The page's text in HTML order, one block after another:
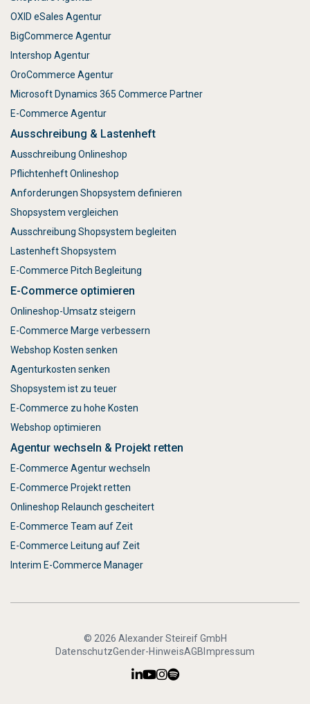
OXID eSales Agentur
BigCommerce Agentur
Intershop Agentur
OroCommerce Agentur
Microsoft Dynamics 365 Commerce Partner
E-Commerce Agentur
Ausschreibung & Lastenheft
Ausschreibung Onlineshop
Pflichtenheft Onlineshop
Anforderungen Shopsystem definieren
Shopsystem vergleichen
Ausschreibung Shopsystem begleiten
Lastenheft Shopsystem
E-Commerce Pitch Begleitung
E-Commerce optimieren
Onlineshop-Umsatz steigern
E-Commerce Marge verbessern
Webshop Kosten senken
Agenturkosten senken
Shopsystem ist zu teuer
E-Commerce zu hohe Kosten
Webshop optimieren
Agentur wechseln & Projekt retten
E-Commerce Agentur wechseln
E-Commerce Projekt retten
Onlineshop Relaunch gescheitert
E-Commerce Team auf Zeit
E-Commerce Leitung auf Zeit
Interim E-Commerce Manager
© 2026 Alexander Steireif GmbH
DatenschutzGender-HinweisAGB Impressum
